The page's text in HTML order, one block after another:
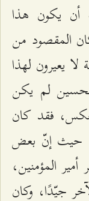
أن يكون هذا
المقصود من
لا يعيرون لهذا
لم يكن
فقد كان
حيث إنّ بعض
المؤمنين،
جيّدًا، وكان